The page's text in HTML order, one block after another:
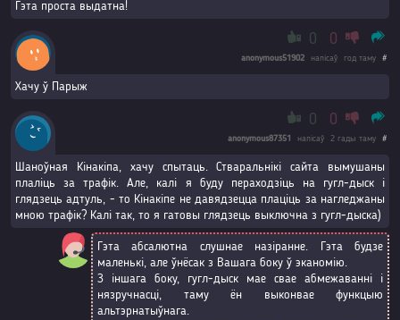
Гэта проста выдатна!
0 0
anonymous51902 напісаў год таму #
Хачу ў Парыж
0 0
anonymous87351 напісаў 2 гады таму #
Шаноўная Кінакіпа, хачу спытаць. Стваральнікі сайта вымушаны
плаліць за трафік. Але, калі я буду пераходзіць на гугл-дыск і
глядзець адтуль, - то Кінакіпе не давядзецца плаціць за нагледжаны
мною трафік? Калі так, то я гатовы глядзець выключна з гугл-дыска)
Гэта абсалютна слушнае назіранне. Гэта будзе
маленькі, але ўнёсак з Вашага боку ў эканомію.
З іншага боку, гугл-дыск мае свае абмежаванні і
нязручнасці, таму ён выконвае функцыю
альтэрнатыўнага.